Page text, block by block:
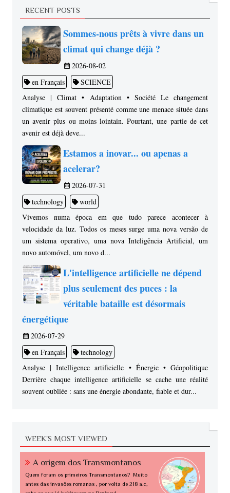
RECENT POSTS
Sommes-nous prêts à vivre dans un
climat qui change déjà ?
2026-08-02
en Français
SCIENCE
Analyse | Climat • Adaptation • Société Le changement
climatique est souvent présenté comme une menace située dans
un avenir plus ou moins lointain. Pourtant, une partie de cet
avenir est déjà deve...
Estamos a inovar... ou apenas a
acelerar?
2026-07-31
technology
world
Vivemos numa época em que tudo parece acontecer à
velocidade da luz. Todos os meses surge uma nova versão de
um sistema operativo, uma nova Inteligência Artificial, um
novo automóvel, um novo d...
L'intelligence artificielle ne dépend
plus seulement des puces : la
véritable bataille est désormais
énergétique
2026-07-29
en Français
technology
Analyse | Intelligence artificielle • Énergie • Géopolitique
Derrière chaque intelligence artificielle se cache une réalité
souvent oubliée : sans une énergie abondante, fiable et dur...
WEEK'S MOST VIEWED
A origem dos Transmontanos
Quem foram os primeiros Transmontanos? Muito
antes das invasões romanas , por volta de 218 a.c,